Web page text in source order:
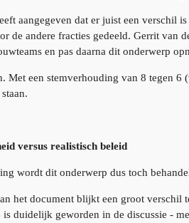
aangegeven dat er juist een verschil
de andere fracties gedeeld. Gerrit van
en pas daarna dit onderwerp
Met een stemverhouding van 8 tegen
versus realistisch beleid
wordt dit onderwerp dus toch
het document blijkt een groot verschil
is duidelijk geworden in de discussie -